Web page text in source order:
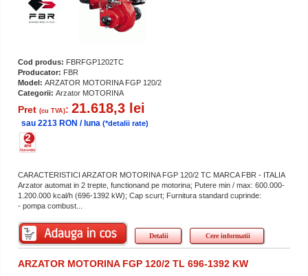
Cod produs: FBRFGP1202TC
Producator: FBR
Model: ARZATOR MOTORINA FGP 120/2
Categorii: Arzator MOTORINA
Pret (cu TVA): 21.618,3 lei
sau 2213 RON / luna (*detalii rate)
CARACTERISTICI ARZATOR MOTORINA FGP 120/2 TC MARCA FBR - ITALIA
Arzator automat in 2 trepte, functionand pe motorina; Putere min / max: 600.000-
1.200.000 kcal/h (696-1392 kW); Cap scurt; Furnitura standard cuprinde:
- pompa combust...
Detalii Cere informatii
ARZATOR MOTORINA FGP 120/2 TL 696-1392 KW